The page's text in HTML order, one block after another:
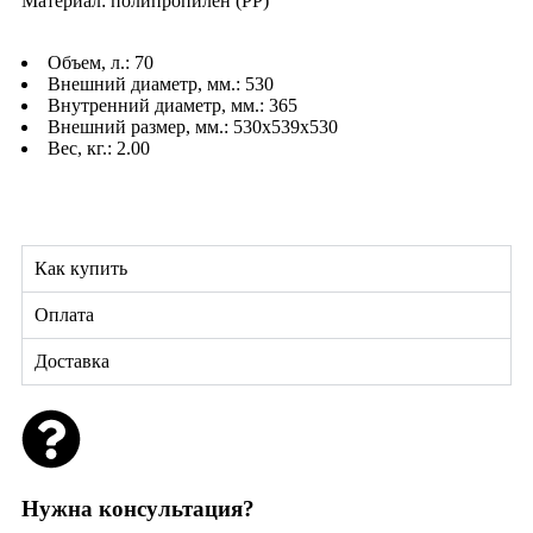
Объем, л.: 70
Внешний диаметр, мм.: 530
Внутренний диаметр, мм.: 365
Внешний размер, мм.: 530х539х530
Вес, кг.: 2.00
Как купить
Оплата
Доставка
Нужна консультация?